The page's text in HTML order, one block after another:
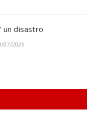
un disastro
07/2026